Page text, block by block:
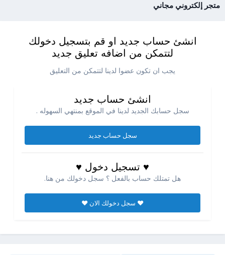
متجر إلكتروني مجاني
انشئ حساب جديد او قم بتسجيل دخولك
لتتمكن من اضافه تعليق جديد
يجب ان تكون عضوا لدينا لتتمكن من التعليق
انشئ حساب جديد
سجل حسابك الجديد لدينا في الموقع بمنتهي السهوله .
سجل حساب جديد
♥ تسجيل دخول ♥
هل تمتلك حساب بالفعل ؟ سجل دخولك من هنا.
♥ سجل دخولك الان ♥